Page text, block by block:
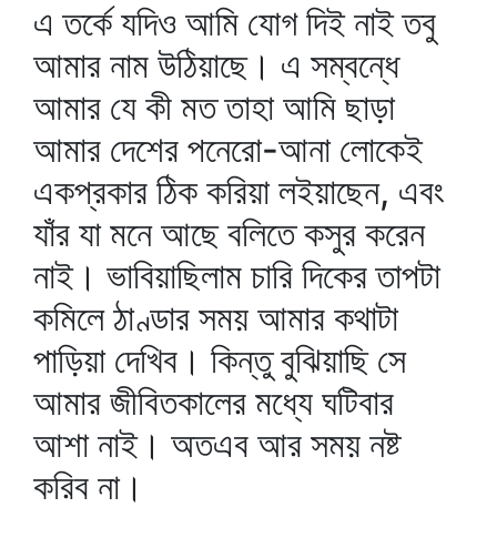
এ তর্কে যদিও আমি যোগ দিই নাই তবু
আমার নাম উঠিয়াছে। এ সম্বন্ধে
আমার যে কী মত তাহা আমি ছাড়া
আমার দেশের পনেরো-আনা লোকেই
একপ্রকার ঠিক করিয়া লইয়াছেন, এবং
যাঁর যা মনে আছে বলিতে কসুর করেন
নাই। ভাবিয়াছিলাম চারি দিকের তাপটা
কমিলে ঠাণ্ডার সময় আমার কথাটা
পাড়িয়া দেখিব। কিন্তু বুঝিয়াছি সে
আমার জীবিতকালের মধ্যে ঘটিবার
আশা নাই। অতএব আর সময় নষ্ট
করিব না।